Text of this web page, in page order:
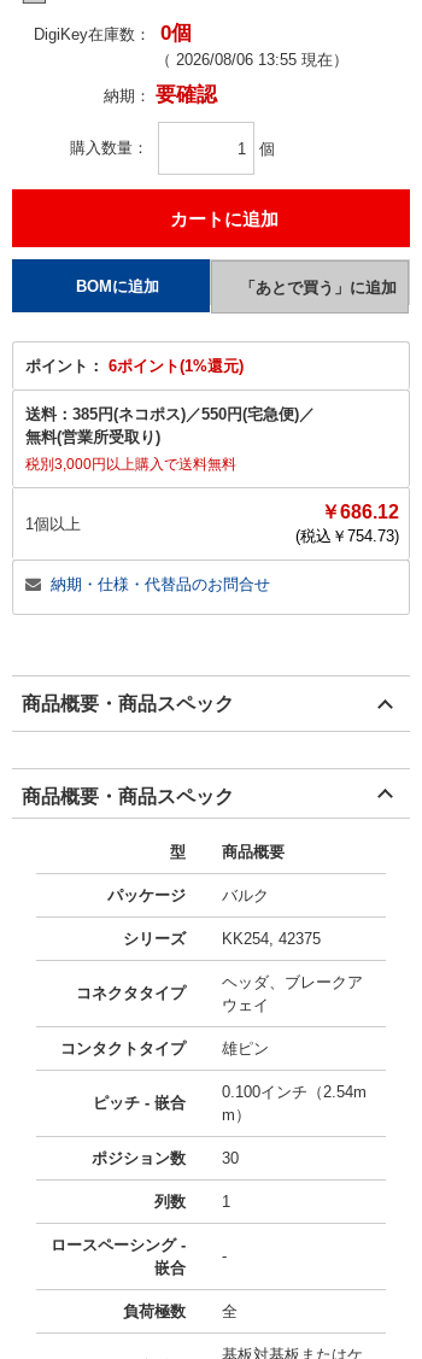
DigiKey在庫数： 0個
（ 2026/08/06 13:55 現在）
納期： 要確認
購入数量 個
ポイント： 6ポイント(1%還元)
送料： 385円(ネコポス)／550円(宅急便)／
無料(営業所受取り)
税別3,000円以上購入で送料無料
1個以上
￥686.12
(税込￥ 754.73)
納期・仕様・代替品のお問合せ
商品概要・商品スペック
商品概要・商品スペック
型 商品概要
パッケージ バルク
シリーズ KK254, 42375
コネクタタイプ
ヘッダ、ブレークア
ウェイ
コンタクトタイプ 雄ピン
ピッチ - 嵌合
0.100インチ（2.54m
m）
ポジション数 30
列数 1
ロースペーシング -
嵌合
-
負荷極数 全
基板対基板またはケ